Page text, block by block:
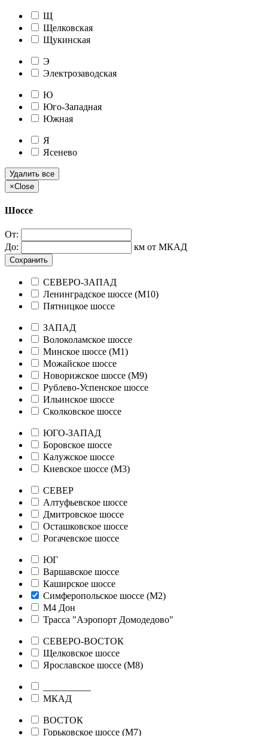
Щ
Щелковская
Щукинская
Э
Электрозаводская
Ю
Юго-Западная
Южная
Я
Ясенево
Удалить все
×Close
Шоссе
От:
До:
км от МКАД
Сохранить
СЕВЕРО-ЗАПАД
Ленинградское шоссе (М10)
Пятницкое шоссе
ЗАПАД
Волоколамское шоссе
Минское шоссе (М1)
Можайское шоссе
Новорижское шоссе (М9)
Рублево-Успенское шоссе
Ильинское шоссе
Сколковское шоссе
ЮГО-ЗАПАД
Боровское шоссе
Калужское шоссе
Киевское шоссе (М3)
СЕВЕР
Алтуфьевское шоссе
Дмитровское шоссе
Осташковское шоссе
Рогачевское шоссе
ЮГ
Варшавское шоссе
Каширское шоссе
Симферопольское шоссе (М2)
М4 Дон
Трасса "Аэропорт Домодедово"
СЕВЕРО-ВОСТОК
Щелковское шоссе
Ярославское шоссе (М8)
МКАД
ВОСТОК
Горьковское шоссе (М7)